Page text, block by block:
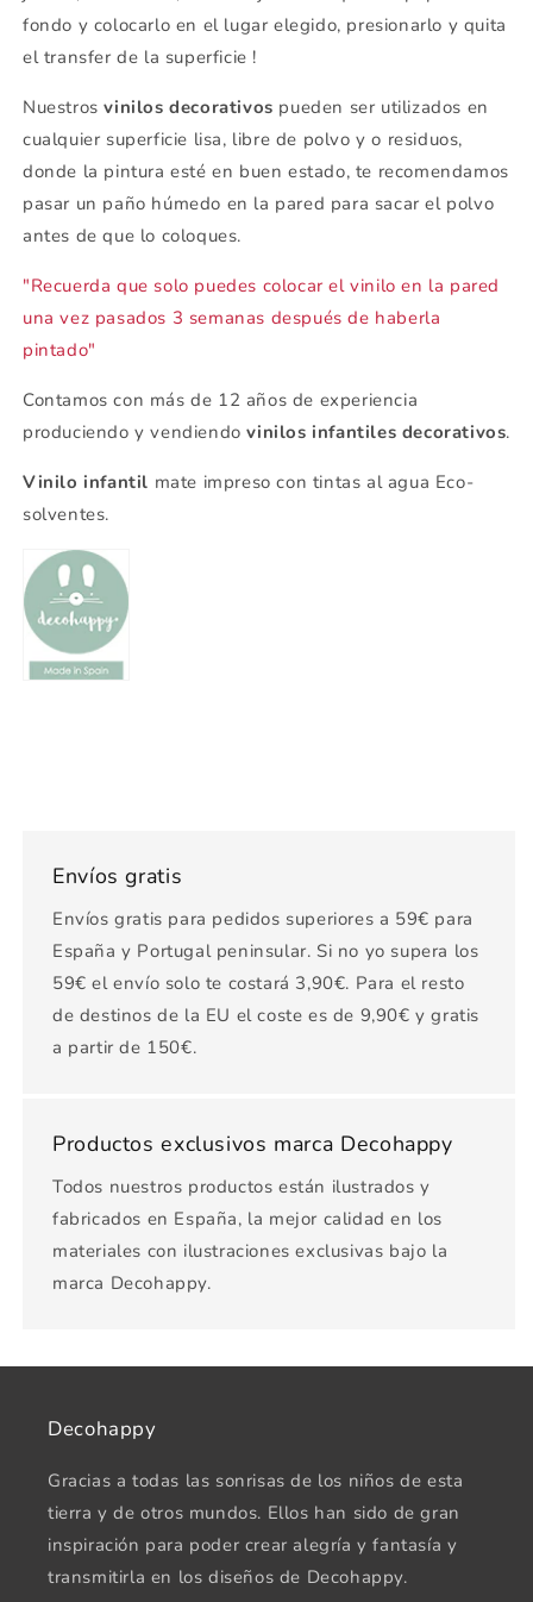
fondo y colocarlo en el lugar elegido, presionarlo y quita
el transfer de la superficie !
Nuestrosvinilos decorativos pueden ser utilizados en
cualquier superficie lisa, libre de polvo y o residuos,
donde la pintura esté en buen estado, te recomendamos
pasar un paño húmedo en la pared para sacar el polvo
antes de que lo coloques.
"Recuerda que solo puedes colocar el vinilo en la pared
una vez pasados 3 semanas después de haberla
pintado"
Contamos con más de 12 años de experiencia
produciendo y vendiendovinilos infantiles decorativos.
Vinilo infantil mate impreso con tintas al agua Eco-
solventes.
Envíos gratis
Envíos gratis para pedidos superiores a 59€ para
España y Portugal peninsular. Si no yo supera los
59€ el envío solo te costará 3,90€. Para el resto
de destinos de la EU el coste es de 9,90€ y gratis
a partir de 150€.
Productos exclusivos marca Decohappy
Todos nuestros productos están ilustrados y
fabricados en España, la mejor calidad en los
materiales con ilustraciones exclusivas bajo la
marca Decohappy.
Decohappy
Gracias a todas las sonrisas de los niños de esta
tierra y de otros mundos. Ellos han sido de gran
inspiración para poder crear alegría y fantasía y
transmitirla en los diseños de Decohappy.